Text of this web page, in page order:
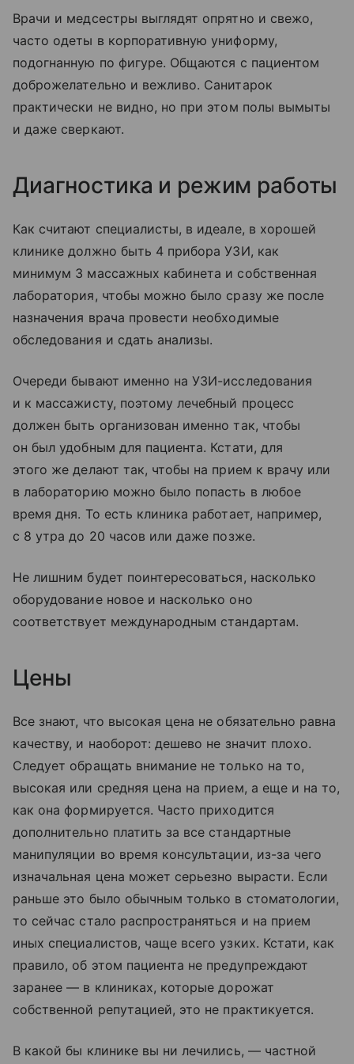
Врачи и медсестры выглядят опрятно и свежо,
часто одеты в корпоративную униформу,
подогнанную по фигуре. Общаются с пациентом
доброжелательно и вежливо. Санитарок
практически не видно, но при этом полы вымыты
и даже сверкают.
Диагностика и режим работы
Как считают специалисты, в идеале, в хорошей
клинике должно быть 4 прибора УЗИ, как
минимум 3 массажных кабинета и собственная
лаборатория, чтобы можно было сразу же после
назначения врача провести необходимые
обследования и сдать анализы.
Очереди бывают именно на УЗИ-исследования
и к массажисту, поэтому лечебный процесс
должен быть организован именно так, чтобы
он был удобным для пациента. Кстати, для
этого же делают так, чтобы на прием к врачу или
в лабораторию можно было попасть в любое
время дня. То есть клиника работает, например,
с 8 утра до 20 часов или даже позже.
Не лишним будет поинтересоваться, насколько
оборудование новое и насколько оно
соответствует международным стандартам.
Цены
Все знают, что высокая цена не обязательно равна
качеству, и наоборот: дешево не значит плохо.
Следует обращать внимание не только на то,
высокая или средняя цена на прием, а еще и на то,
как она формируется. Часто приходится
дополнительно платить за все стандартные
манипуляции во время консультации, из-за чего
изначальная цена может серьезно вырасти. Если
раньше это было обычным только в стоматологии,
то сейчас стало распространяться и на прием
иных специалистов, чаще всего узких. Кстати, как
правило, об этом пациента не предупреждают
заранее — в клиниках, которые дорожат
собственной репутацией, это не практикуется.
В какой бы клинике вы ни лечились, —частной